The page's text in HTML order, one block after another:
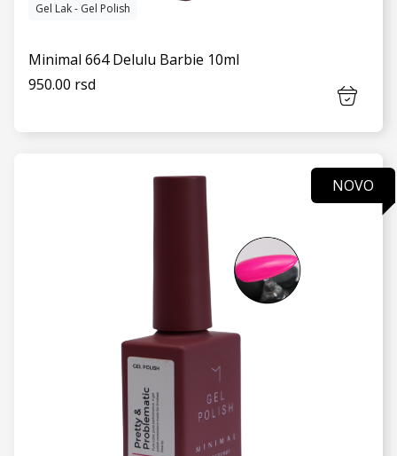
VIDI JOŠ
Gel Lak - Gel Polish
Minimal 664 Delulu Barbie 10ml
950.00 rsd
NOVO